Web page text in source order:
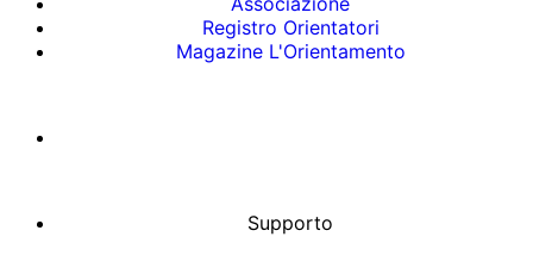
Registro Orientatori
Magazine L'Orientamento
Supporto